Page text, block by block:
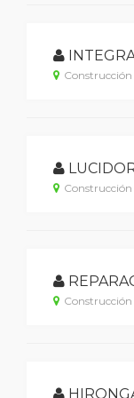
Construcción